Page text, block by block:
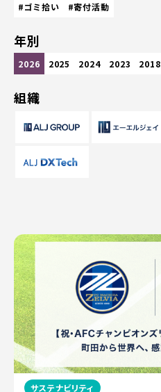
#ゴミ拾い
#寄付活動
年別
2026 2025 2024 2023 2018
組織
サステナビリティ